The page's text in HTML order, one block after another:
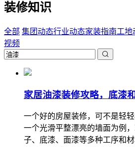
装修知识
全部 集团动态行业动态家装指南工地
视频
家居油漆装修攻略，底漆
一个好的房屋装修，可不是轻
一个光滑平整漂亮的墙面为例
子、底漆、面漆等多种工序和